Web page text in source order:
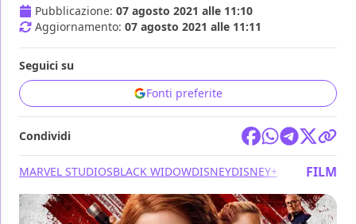
Pubblicazione: 07 agosto 2021 alle 11:10
Aggiornamento: 07 agosto 2021 alle 11:11
Seguici su
Fonti preferite
Condividi
MARVEL STUDIOSBLACK WIDOWDISNEYDISNEY+ FILM